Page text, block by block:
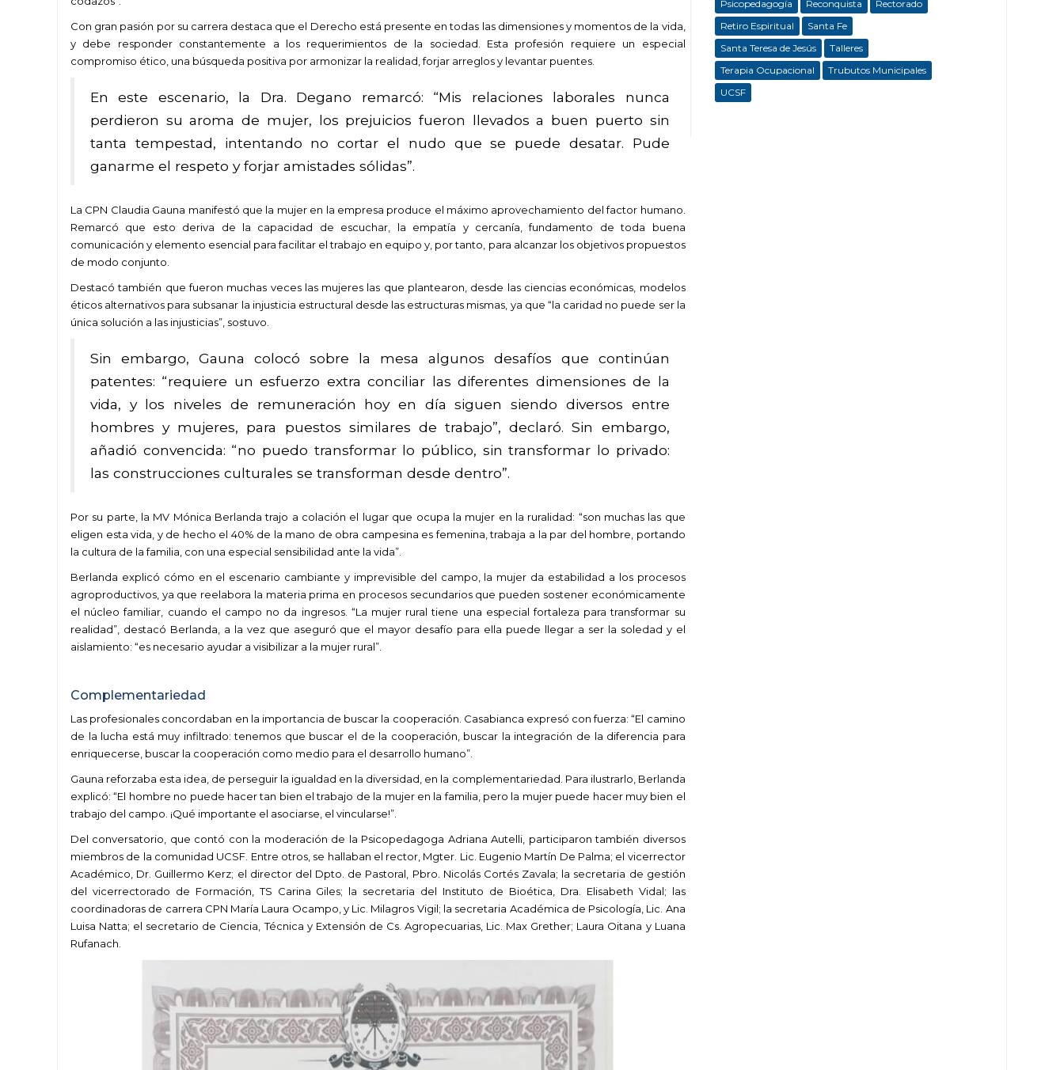
Con gran pasión por su carrera destaca que el Derecho está presente en todas las dimensiones y momentos de la vida,
y debe responder constantemente a los requerimientos de la sociedad. Esta profesión requiere un especial
compromiso ético, una búsqueda positiva por armonizar la realidad, forjar arreglos y levantar puentes.
En este escenario, la Dra. Degano remarcó: “Mis relaciones laborales nunca
perdieron su aroma de mujer, los prejuicios fueron llevados a buen puerto sin
tanta tempestad, intentando no cortar el nudo que se puede desatar. Pude
ganarme el respeto y forjar amistades sólidas”.
La CPN Claudia Gauna manifestó que la mujer en la empresa produce el máximo aprovechamiento del factor humano.
Remarcó que esto deriva de la capacidad de escuchar, la empatía y cercanía, fundamento de toda buena
comunicación y elemento esencial para facilitar el trabajo en equipo y, por tanto, para alcanzar los objetivos propuestos
de modo conjunto.
Destacó también que fueron muchas veces las mujeres las que plantearon, desde las ciencias económicas, modelos
éticos alternativos para subsanar la injusticia estructural desde las estructuras mismas, ya que “la caridad no puede ser la
única solución a las injusticias”, sostuvo.
Sin embargo, Gauna colocó sobre la mesa algunos desafíos que continúan
patentes: “requiere un esfuerzo extra conciliar las diferentes dimensiones de la
vida, y los niveles de remuneración hoy en día siguen siendo diversos entre
hombres y mujeres, para puestos similares de trabajo”, declaró. Sin embargo,
añadió convencida: “no puedo transformar lo público, sin transformar lo privado:
las construcciones culturales se transforman desde dentro”.
Por su parte, la MV Mónica Berlanda trajo a colación el lugar que ocupa la mujer en la ruralidad: “son muchas las que
eligen esta vida, y de hecho el 40% de la mano de obra campesina es femenina, trabaja a la par del hombre, portando
la cultura de la familia, con una especial sensibilidad ante la vida”.
Berlanda explicó cómo en el escenario cambiante y imprevisible del campo, la mujer da estabilidad a los procesos
agroproductivos, ya que reelabora la materia prima en procesos secundarios que pueden sostener económicamente
el núcleo familiar, cuando el campo no da ingresos. “La mujer rural tiene una especial fortaleza para transformar su
realidad”, destacó Berlanda, a la vez que aseguró que el mayor desafío para ella puede llegar a ser la soledad y el
aislamiento: “es necesario ayudar a visibilizar a la mujer rural”.
Complementariedad
Las profesionales concordaban en la importancia de buscar la cooperación. Casabianca expresó con fuerza: “El camino
de la lucha está muy infiltrado: tenemos que buscar el de la cooperación, buscar la integración de la diferencia para
enriquecerse, buscar la cooperación como medio para el desarrollo humano”.
Gauna reforzaba esta idea, de perseguir la igualdad en la diversidad, en la complementariedad. Para ilustrarlo, Berlanda
explicó: “El hombre no puede hacer tan bien el trabajo de la mujer en la familia, pero la mujer puede hacer muy bien el
trabajo del campo. ¡Qué importante el asociarse, el vincularse!”.
Del conversatorio, que contó con la moderación de la Psicopedagoga Adriana Autelli, participaron también diversos
miembros de la comunidad UCSF. Entre otros, se hallaban el rector, Mgter. Lic. Eugenio Martín De Palma; el vicerrector
Académico, Dr. Guillermo Kerz; el director del Dpto. de Pastoral, Pbro. Nicolás Cortés Zavala; la secretaria de gestión
del vicerrectorado de Formación, TS Carina Giles; la secretaria del Instituto de Bioética, Dra. Elisabeth Vidal; las
coordinadoras de carrera CPN María Laura Ocampo, y Lic. Milagros Vigil; la secretaria Académica de Psicología, Lic. Ana
Luisa Natta; el secretario de Ciencia, Técnica y Extensión de Cs. Agropecuarias, Lic. Max Grether; Laura Oitana y Luana
Rufanach.
Psicopedagogía
Reconquista
Rectorado
Retiro Espiritual
Santa Fe
Santa Teresa de Jesús
Talleres
Terapia Ocupacional
Trubutos Municipales
UCSF